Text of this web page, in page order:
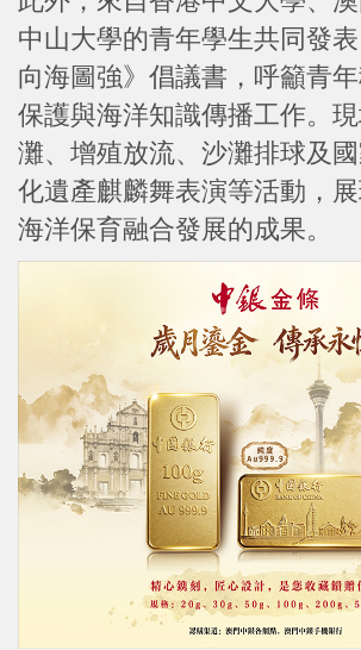
中山大學的青年學生共同發
向海圖強》倡議書，呼籲青
保護與海洋知識傳播工作。
灘、增殖放流、沙灘排球及
化遺產麒麟舞表演等活動，
海洋保育融合發展的成果。